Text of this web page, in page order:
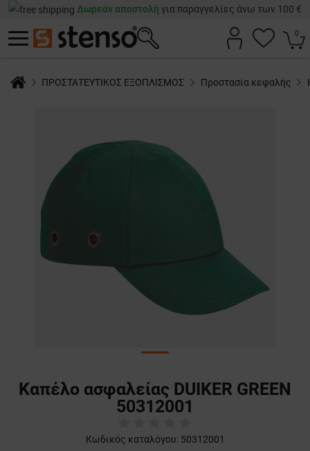
Δωρεάν αποστολή για παραγγελίες άνω των 100 €
0
ΠΡΟΣΤΑΤΕΥΤΙΚΟΣ ΕΞΟΠΛΙΣΜΟΣ Προστασία κεφαλής
Καπέλο ασφαλείας DUIKER GREEN
50312001
Κωδικός καταλόγου: 50312001